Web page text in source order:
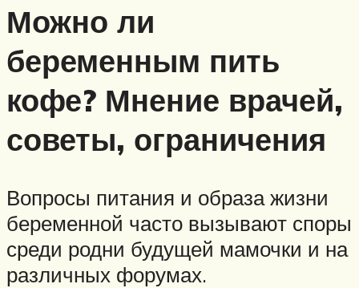
Можно ли
беременным пить
кофе? Мнение врачей,
советы, ограничения
Вопросы питания и образа жизни
беременной часто вызывают споры
среди родни будущей мамочки и на
различных форумах.